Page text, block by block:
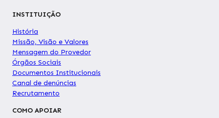
INSTITUIÇÃO
História
Missão, Visão e Valores
Mensagem do Provedor
Órgãos Sociais
Documentos Institucionais
Canal de denúncias
Recrutamento
COMO APOIAR